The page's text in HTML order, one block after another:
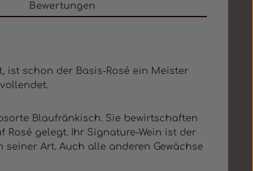
Bewertungen
ist schon der Basis-Rosé ein Meister
Blaufränkisch. Sie bewirtschaften
gelegt. Ihr Signature-Wein ist der
Art. Auch alle anderen Gewächse